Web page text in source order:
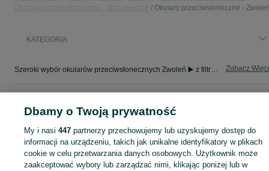
Okulary przeciwsłoneczne -
KATEGORIA
Szeroki wybór okularów przeciwsłonecznych Zwoleń ▶️ z filtrem UV, aviator i inne ✅ Nowe i używane w dobrych cenach ✌ Znajdź oferty na OLX.pl! Zobacz
Mapa miejscowości
Mapa ministron
Popularne wyszukiwania
Dbamy o Twoją prywatność
My i nasi447 partnerzy przechowujemy lub uzyskujemy dostęp do
informacji na urządzeniu, takich jak unikalne identyfikatory w plikach
cookie w celu przetwarzania danych osobowych. Użytkownik może
zaakceptować wybory lub zarządzać nimi, klikając poniżej lub w